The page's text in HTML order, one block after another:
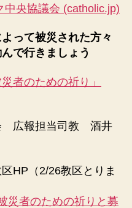
中央協議会 (catholic.jp)
って被災された方々
で行きましょう
者のための祈り」
広報担当司教 酒井
HP（2/26教区とりま
災者のための祈りと募